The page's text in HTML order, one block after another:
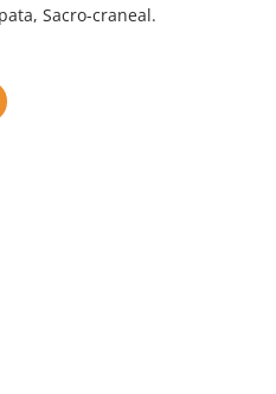
Sacro-craneal.